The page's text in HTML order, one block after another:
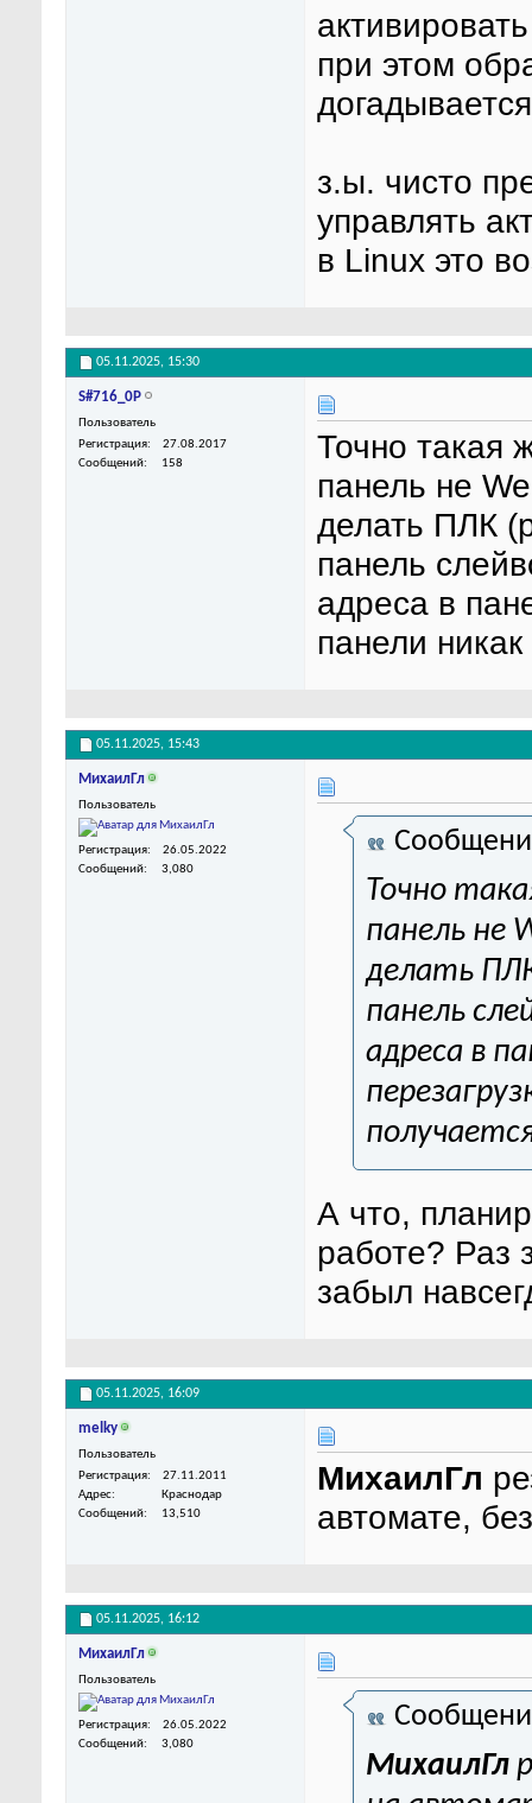
при этом
з.ы. чисто
управлять
в Linux это
05.11.2025, 15:30
S#716_0P
Пользователь
Регистрация
27.08.2017
Сообщений
158
Точно такая
панель не
делать ПЛК
панель
адреcа в
панели
05.11.2025, 15:43
МихаилГл
Пользователь
Регистрация
26.05.2022
Сообщений
3,080
Точно
панель не
делать
панель
адреcа в
А что,
работе? Раз
забыл
05.11.2025, 16:09
melky
Пользователь
Регистрация
27.11.2011
Адрес
Краснодар
Сообщений
13,510
МихаилГл
автомате,
05.11.2025, 16:12
МихаилГл
Пользователь
Регистрация
26.05.2022
Сообщений
3,080
МихаилГл